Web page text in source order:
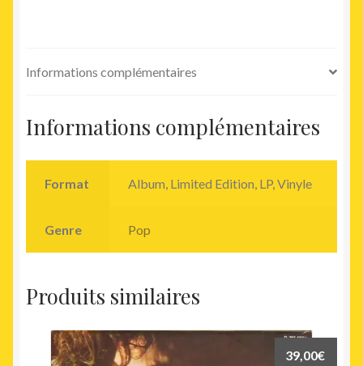
Informations complémentaires
Informations complémentaires
Format Album, Limited Edition, LP, Vinyle
Genre Pop
Produits similaires
39,00€